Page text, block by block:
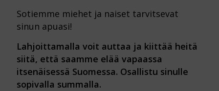
Sotiemme miehet ja naiset tarvitsevat
sinun apuasi!
Lahjoittamalla voit auttaa ja kiittää heitä
siitä, että saamme elää vapaassa
itsenäisessä Suomessa. Osallistu sinulle
sopivalla summalla.